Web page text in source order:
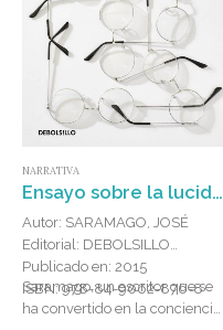
NARRATIVA
Ensayo sobre la lucidez
Autor: SARAMAGO, JOSÉ
Editorial: DEBOLSILLO
Publicado en: 2015
ISBN: 978-84-9062-876-8
Saramago, un escritor que se
ha convertido en la conciencia